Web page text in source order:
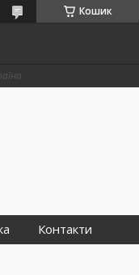
Кошик
Контакти